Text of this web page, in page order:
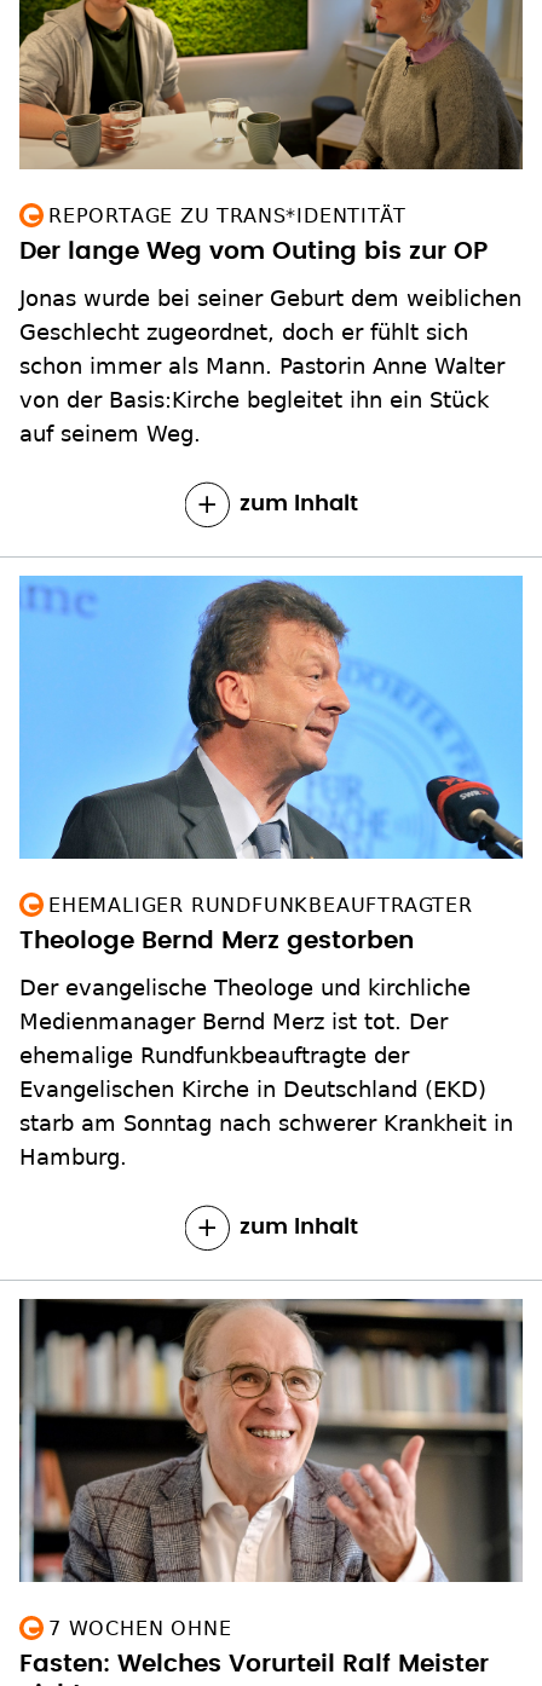
REPORTAGE ZU TRANS*IDENTITÄT
Der lange Weg vom Outing bis zur OP
Jonas wurde bei seiner Geburt dem weiblichen
Geschlecht zugeordnet, doch er fühlt sich
schon immer als Mann. Pastorin Anne Walter
von der Basis:Kirche begleitet ihn ein Stück
auf seinem Weg.
zum Inhalt
EHEMALIGER RUNDFUNKBEAUFTRAGTER
Theologe Bernd Merz gestorben
Der evangelische Theologe und kirchliche
Medienmanager Bernd Merz ist tot. Der
ehemalige Rundfunkbeauftragte der
Evangelischen Kirche in Deutschland (EKD)
starb am Sonntag nach schwerer Krankheit in
Hamburg.
zum Inhalt
7 WOCHEN OHNE
Fasten: Welches Vorurteil Ralf Meister